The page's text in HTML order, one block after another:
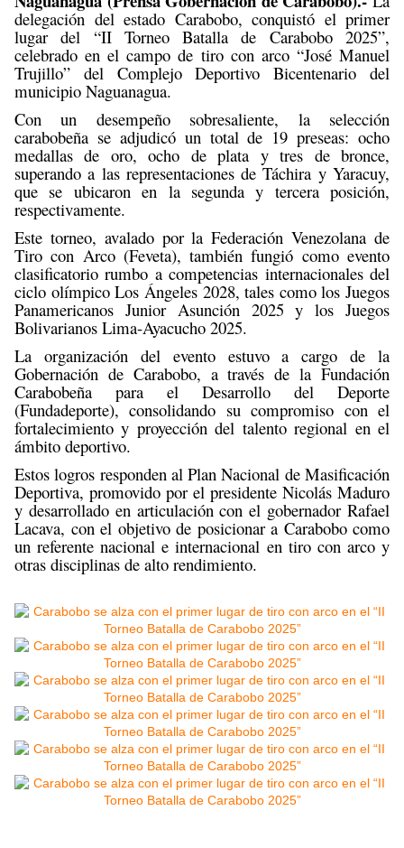
delegación del estado Carabobo, conquistó el primer
lugar del “II Torneo Batalla de Carabobo 2025”,
celebrado en el campo de tiro con arco “José Manuel
Trujillo” del Complejo Deportivo Bicentenario del
municipio Naguanagua.
Con un desempeño sobresaliente, la selección
carabobeña se adjudicó un total de 19 preseas: ocho
medallas de oro, ocho de plata y tres de bronce,
superando a las representaciones de Táchira y Yaracuy,
que se ubicaron en la segunda y tercera posición,
respectivamente.
Este torneo, avalado por la Federación Venezolana de
Tiro con Arco (Feveta), también fungió como evento
clasificatorio rumbo a competencias internacionales del
ciclo olímpico Los Ángeles 2028, tales como los Juegos
Panamericanos Junior Asunción 2025 y los Juegos
Bolivarianos Lima-Ayacucho 2025.
La organización del evento estuvo a cargo de la
Gobernación de Carabobo, a través de la Fundación
Carabobeña para el Desarrollo del Deporte
(Fundadeporte), consolidando su compromiso con el
fortalecimiento y proyección del talento regional en el
ámbito deportivo.
Estos logros responden al Plan Nacional de Masificación
Deportiva, promovido por el presidente Nicolás Maduro
y desarrollado en articulación con el gobernador Rafael
Lacava, con el objetivo de posicionar a Carabobo como
un referente nacional e internacional en tiro con arco y
otras disciplinas de alto rendimiento.